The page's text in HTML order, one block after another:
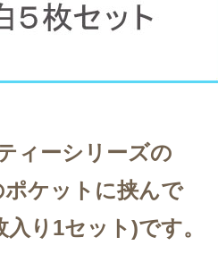
ィーシリーズの
ポケットに挟んで
り1セット)です。